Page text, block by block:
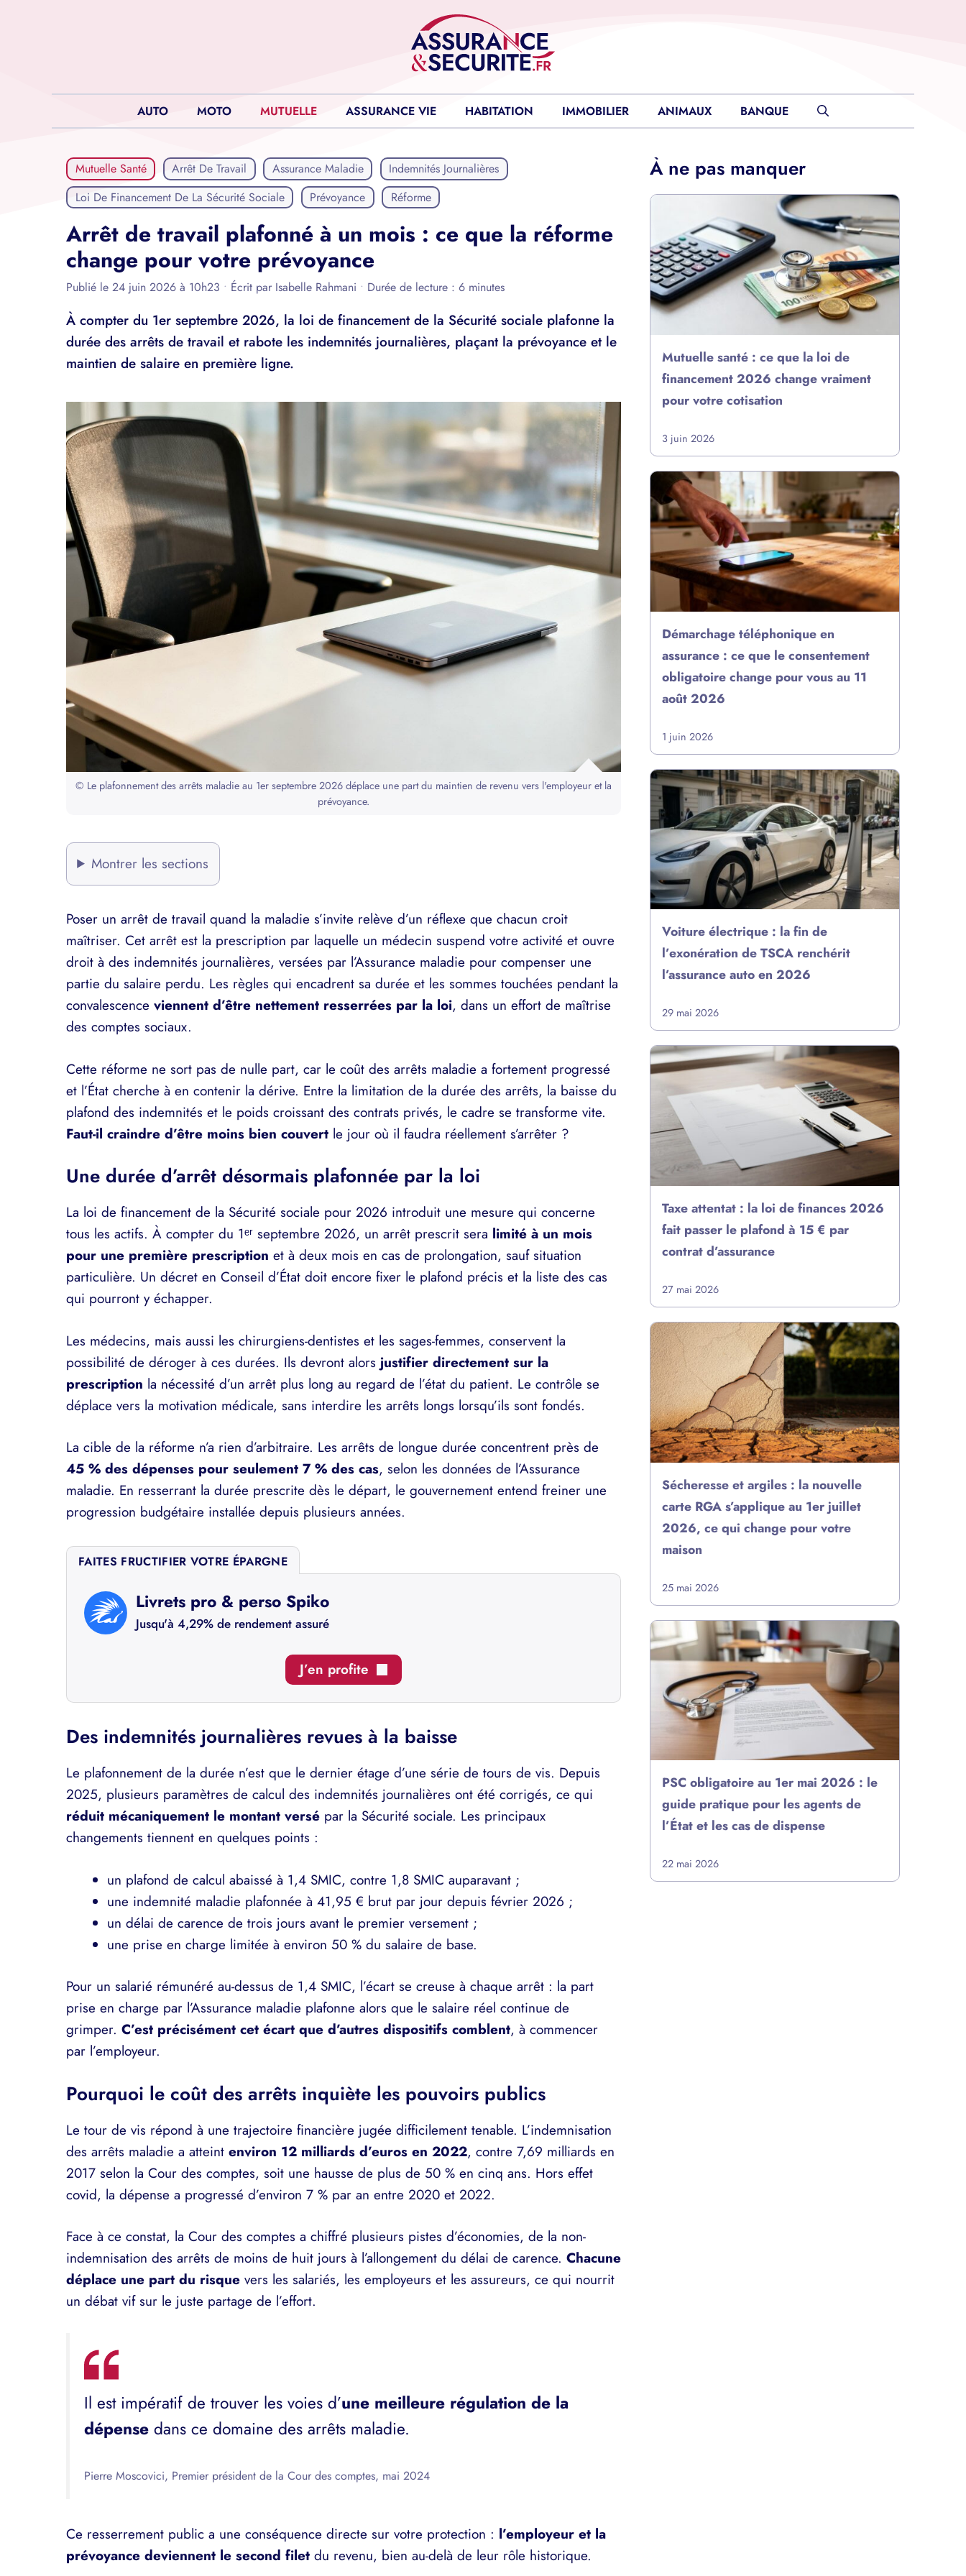
AUTO MOTO MUTUELLE ASSURANCE VIE HABITATION IMMOBILIER ANIMAUX BANQUE
Mutuelle Santé Arrêt De Travail Assurance Maladie
Indemnités Journalières
Loi De Financement De La Sécurité Sociale
Prévoyance Réforme
Arrêt de travail plafonné à un mois : ce que la réforme
change pour votre prévoyance
Publié le 24 juin 2026 à 10h23 • Écrit par Isabelle Rahmani • Durée de lecture : 6 minutes
À compter du 1er septembre 2026, la loi de financement de la Sécurité sociale plafonne la
durée des arrêts de travail et rabote les indemnités journalières, plaçant la prévoyance et le
maintien de salaire en première ligne.
© Le plafonnement des arrêts maladie au 1er septembre 2026 déplace une part du maintien de revenu vers l'employeur et la
prévoyance.
Montrer les sections
Poser un arrêt de travail quand la maladie s’invite relève d’un réflexe que chacun croit
maîtriser. Cet arrêt est la prescription par laquelle un médecin suspend votre activité et ouvre
droit à des indemnités journalières, versées par l’Assurance maladie pour compenser une
partie du salaire perdu. Les règles qui encadrent sa durée et les sommes touchées pendant la
convalescence viennent d’être nettement resserrées par la loi, dans un effort de maîtrise
des comptes sociaux.
Cette réforme ne sort pas de nulle part, car le coût des arrêts maladie a fortement progressé
et l’État cherche à en contenir la dérive. Entre la limitation de la durée des arrêts, la baisse du
plafond des indemnités et le poids croissant des contrats privés, le cadre se transforme vite.
Faut-il craindre d’être moins bien couvert le jour où il faudra réellement s’arrêter ?
Une durée d’arrêt désormais plafonnée par la loi
La loi de financement de la Sécurité sociale pour 2026 introduit une mesure qui concerne
tous les actifs. À compter du 1ᵉʳ septembre 2026, un arrêt prescrit sera limité à un mois
pour une première prescription et à deux mois en cas de prolongation, sauf situation
particulière. Un décret en Conseil d’État doit encore fixer le plafond précis et la liste des cas
qui pourront y échapper.
Les médecins, mais aussi les chirurgiens-dentistes et les sages-femmes, conservent la
possibilité de déroger à ces durées. Ils devront alors justifier directement sur la
prescription la nécessité d’un arrêt plus long au regard de l’état du patient. Le contrôle se
déplace vers la motivation médicale, sans interdire les arrêts longs lorsqu’ils sont fondés.
La cible de la réforme n’a rien d’arbitraire. Les arrêts de longue durée concentrent près de
45 % des dépenses pour seulement 7 % des cas, selon les données de l’Assurance
maladie. En resserrant la durée prescrite dès le départ, le gouvernement entend freiner une
progression budgétaire installée depuis plusieurs années.
FAITES FRUCTIFIER VOTRE ÉPARGNE
Livrets pro & perso Spiko
Jusqu'à 4,29% de rendement assuré
J’en profite
Des indemnités journalières revues à la baisse
Le plafonnement de la durée n’est que le dernier étage d’une série de tours de vis. Depuis
2025, plusieurs paramètres de calcul des indemnités journalières ont été corrigés, ce qui
réduit mécaniquement le montant versé par la Sécurité sociale. Les principaux
changements tiennent en quelques points :
un plafond de calcul abaissé à 1,4 SMIC, contre 1,8 SMIC auparavant ;
une indemnité maladie plafonnée à 41,95 € brut par jour depuis février 2026 ;
un délai de carence de trois jours avant le premier versement ;
une prise en charge limitée à environ 50 % du salaire de base.
Pour un salarié rémunéré au-dessus de 1,4 SMIC, l’écart se creuse à chaque arrêt : la part
prise en charge par l’Assurance maladie plafonne alors que le salaire réel continue de
grimper. C’est précisément cet écart que d’autres dispositifs comblent, à commencer
par l’employeur.
Pourquoi le coût des arrêts inquiète les pouvoirs publics
Le tour de vis répond à une trajectoire financière jugée difficilement tenable. L’indemnisation
des arrêts maladie a atteint environ 12 milliards d’euros en 2022, contre 7,69 milliards en
2017 selon la Cour des comptes, soit une hausse de plus de 50 % en cinq ans. Hors effet
covid, la dépense a progressé d’environ 7 % par an entre 2020 et 2022.
Face à ce constat, la Cour des comptes a chiffré plusieurs pistes d’économies, de la non-
indemnisation des arrêts de moins de huit jours à l’allongement du délai de carence. Chacune
déplace une part du risque vers les salariés, les employeurs et les assureurs, ce qui nourrit
un débat vif sur le juste partage de l’effort.
Il est impératif de trouver les voies d’une meilleure régulation de la
dépense dans ce domaine des arrêts maladie.
Pierre Moscovici, Premier président de la Cour des comptes, mai 2024
Ce resserrement public a une conséquence directe sur votre protection : l’employeur et la
prévoyance deviennent le second filet du revenu, bien au-delà de leur rôle historique.
À ne pas manquer
Mutuelle santé : ce que la loi de
financement 2026 change vraiment
pour votre cotisation
3 juin 2026
Démarchage téléphonique en
assurance : ce que le consentement
obligatoire change pour vous au 11
août 2026
1 juin 2026
Voiture électrique : la fin de
l’exonération de TSCA renchérit
l’assurance auto en 2026
29 mai 2026
Taxe attentat : la loi de finances 2026
fait passer le plafond à 15 € par
contrat d’assurance
27 mai 2026
Sécheresse et argiles : la nouvelle
carte RGA s’applique au 1er juillet
2026, ce qui change pour votre
maison
25 mai 2026
PSC obligatoire au 1er mai 2026 : le
guide pratique pour les agents de
l’État et les cas de dispense
22 mai 2026